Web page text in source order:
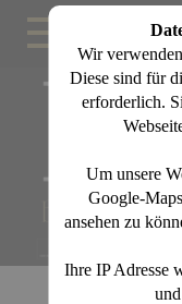
Wir
Diese sind für
erforderlich.
Um unsere
Google-
ansehen zu
Ihre IP Adresse